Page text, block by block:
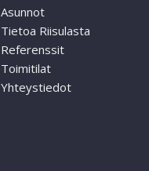
Asunnot
Tietoa Riisulasta
Referenssit
Toimitilat
Yhteystiedot